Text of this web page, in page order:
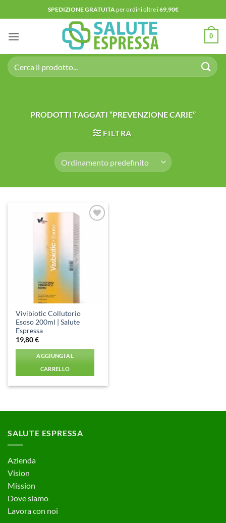
ai
contenuti
SPEDIZIONE GRATUITAper ordini oltre i69,90€
0
Cerca:
PRODOTTI TAGGATI “PREVENZIONE CARIE”
FILTRA
Vivibiotic Collutorio
Esoso 200ml | Salute
Espressa
19,80€
AGGIUNGI AL
CARRELLO
SALUTE ESPRESSA
Azienda
Vision
Mission
Dove siamo
Lavora con noi